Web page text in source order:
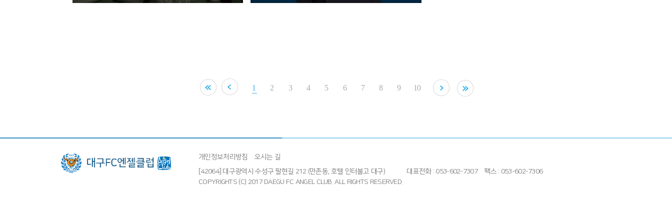
1 2 3 4 5 6 7 8 9 10
개인정보처리방침
오시는 길
[42064] 대구광역시 수성구 팔현길 212 (만촌동, 호텔 인터불고 대구)
대표전화 : 053-602-7307
팩스 : 053-602-7306
COPYRIGHTS (C) 2017 DAEGU FC ANGEL CLUB. ALL RIGHTS RESERVED.